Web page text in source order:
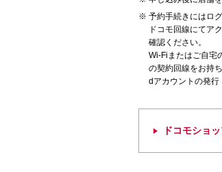
予約手続きにはロ
ドコモ回線にてア
確認ください。
Wi-Fiまたはご自宅
の契約回線をお持
dアカウントの発行
ドコモショ